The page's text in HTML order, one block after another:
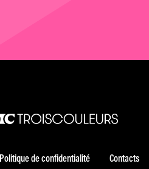
Politique de confidentialité Contacts